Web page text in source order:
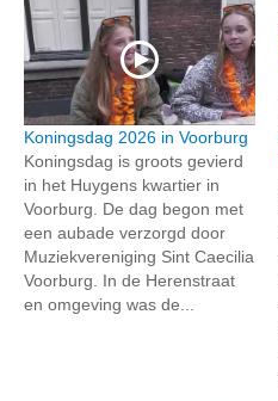
Koningsdag 2026 in Voorburg
Koningsdag is groots gevierd
in het Huygens kwartier in
Voorburg. De dag begon met
een aubade verzorgd door
Muziekvereniging Sint Caecilia
Voorburg. In de Herenstraat
en omgeving was de...